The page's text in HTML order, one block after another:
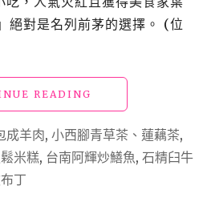
絕對是名列前茅的選擇。 (位
READING
台
南
_
台
成羊肉, 小西腳青草茶、蓮藕茶,
米糕, 台南阿輝炒鱔魚, 石精臼牛
丁